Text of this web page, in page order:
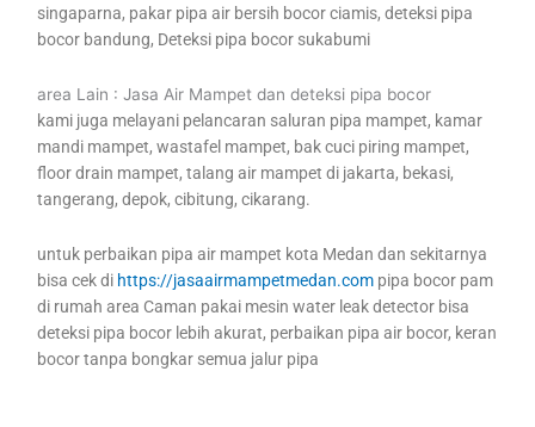
singaparna, pakar pipa air bersih bocor ciamis, deteksi pipa
bocor bandung, Deteksi pipa bocor sukabumi
area Lain : Jasa Air Mampet dan deteksi pipa bocor
kami juga melayani pelancaran saluran pipa mampet, kamar
mandi mampet, wastafel mampet, bak cuci piring mampet,
floor drain mampet, talang air mampet di jakarta, bekasi,
tangerang, depok, cibitung, cikarang.
untuk perbaikan pipa air mampet kota Medan dan sekitarnya
bisa cek di https://jasaairmampetmedan.com pipa bocor pam
di rumah area Caman pakai mesin water leak detector bisa
deteksi pipa bocor lebih akurat, perbaikan pipa air bocor, keran
bocor tanpa bongkar semua jalur pipa